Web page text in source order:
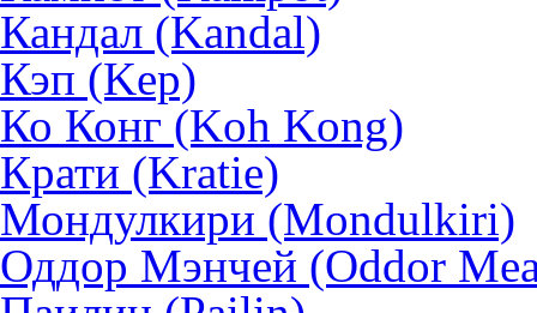
Кандал (Kandal)
Кэп (Kep)
Ко Конг (Koh Kong)
Крати (Kratie)
Мондулкири (Mondulkiri)
Оддор Мэнчей (Oddor